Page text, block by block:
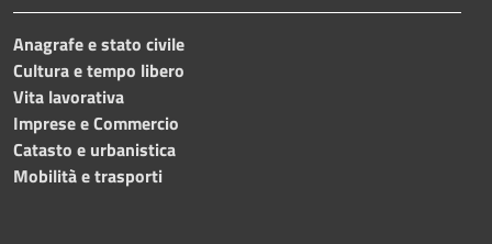
Anagrafe e stato civile
Cultura e tempo libero
Vita lavorativa
Imprese e Commercio
Catasto e urbanistica
Mobilità e trasporti